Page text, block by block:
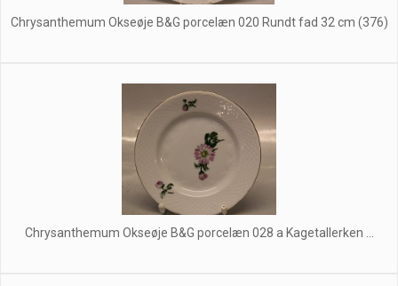
Chrysanthemum Okseøje B&G porcelæn 020 Rundt fad 32 cm (376)
Chrysanthemum Okseøje B&G porcelæn 028 a Kagetallerken ...